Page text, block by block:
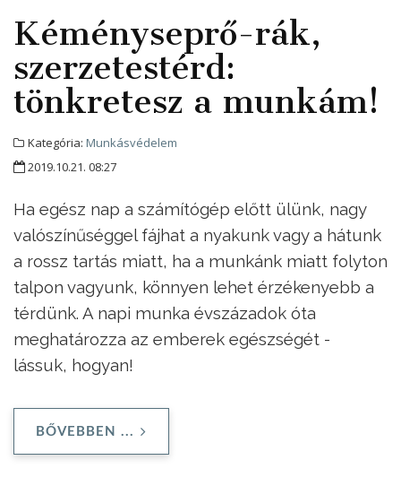
Kéményseprő-rák,
szerzetestérd:
tönkretesz a munkám!
Kategória: Munkásvédelem
2019.10.21. 08:27
Ha egész nap a számítógép előtt ülünk, nagy
valószínűséggel fájhat a nyakunk vagy a hátunk
a rossz tartás miatt, ha a munkánk miatt folyton
talpon vagyunk, könnyen lehet érzékenyebb a
térdünk. A napi munka évszázadok óta
meghatározza az emberek egészségét -
lássuk, hogyan!
BŐVEBBEN ...